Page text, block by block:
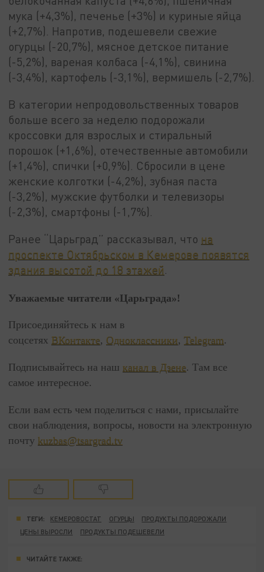
мука (+4,3%), печенье (+3%) и куриные яйца
(+2,7%). Напротив, подешевели свежие
огурцы (-20,7%), мясное детское питание
(-5,2%), вареная колбаса (-4,1%), свинина
(-3,4%), картофель (-3,1%), вермишель (-2,7%).
В категории непродовольственных товаров
больше всего за неделю подорожали
кроссовки для взрослых и стиральный
порошок (+1,6%), отечественные автомобили
(+1,4%), спички (+0,9%). Сбросили в цене
женские колготки (-4,2%), зубная паста
(-3,2%), мужские футболки и телевизоры
(-2,3%), смартфоны (-1,7%).
Ранее “Царьград” рассказывал, что на
проспекте Октябрьском в Кемерове появятся
здания высотой до 18 этажей
Уважаемые читатели «Царьграда»!
Присоединяйтесь к нам в
соцсетях ВКонтакте, Одноклассники,Telegram.
Подписывайтесь на наш канал в Дзене. Там все
самое интересное.
Если вам есть чем поделиться с нами, присылайте
свои наблюдения, вопросы, новости на электронную
почту kuzbas@tsargrad.tv
ТЕГИ: КЕМЕРОВОСТАТ ОГУРЦЫ
ПРОДУКТЫ ПОДОРОЖАЛИ
ЦЕНЫ ВЫРОСЛИ
ПРОДУКТЫ ПОДЕШЕВЕЛИ
ЧИТАЙТЕ ТАКЖЕ: